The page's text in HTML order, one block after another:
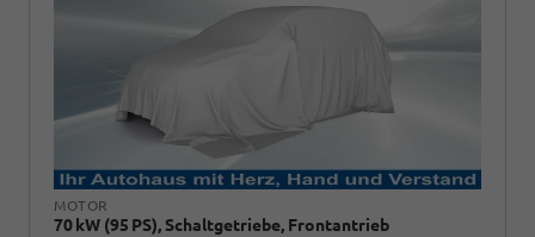
MOTOR
70 kW (95 PS), Schaltgetriebe, Frontantrieb